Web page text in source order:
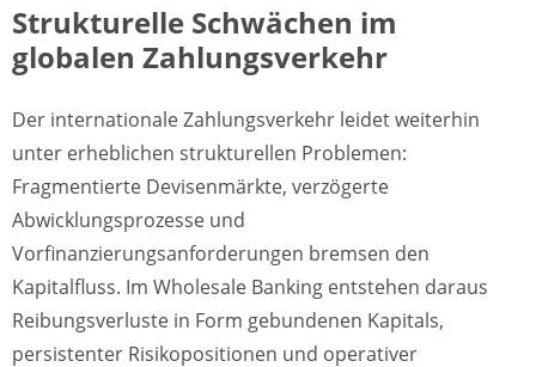
Strukturelle Schwächen im
globalen Zahlungsverkehr
Der internationale Zahlungsverkehr leidet weiterhin
unter erheblichen strukturellen Problemen:
Fragmentierte Devisenmärkte, verzögerte
Abwicklungsprozesse und
Vorfinanzierungsanforderungen bremsen den
Kapitalfluss. Im Wholesale Banking entstehen daraus
Reibungsverluste in Form gebundenen Kapitals,
persistenter Risikopositionen und operativer